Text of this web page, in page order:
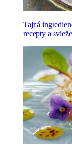
Tajná
recepty a